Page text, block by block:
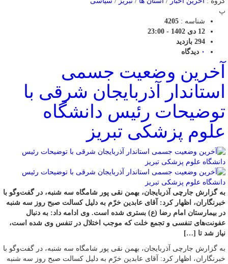
پ
شناسه : 4205
12 دی 1402 - 23:00
294 بازدید
۰ دیدگاه
آخرین وضعیت جسمی
استاندار آذربایجان شرقی با
توضیحات رئیس دانشگاه
علوم پزشکی تبریز
به گزارش جارچی آذربایجان، بهمن نقی پور شامگاه سه شنبه، در گفت‌وگو با
خبرنگاران، اظهار کرد: آقای عابدین خرّم به دلیل کسالت صبح روز سه شنبه
در بیمارستان امام رضا (ع) بستری شده است. وی ادامه داد: به دنبال
عفونت‌های تنفسی و تجمع خلت که موجب اختلال در تنفس وی شده است،
نیاز شد تا […]
به گزارش جارچی آذربایجان، بهمن نقی پور شامگاه سه شنبه، در گفت‌وگو با
خبرنگاران، اظهار کرد: آقای عابدین خرّم به دلیل کسالت صبح روز سه شنبه